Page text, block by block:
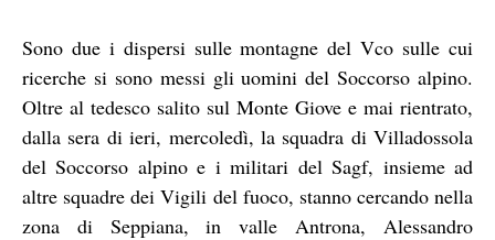
Sono due i dispersi sulle montagne del Vco sulle cui
ricerche si sono messi gli uomini del Soccorso alpino.
Oltre al tedesco salito sul Monte Giove e mai rientrato,
dalla sera di ieri, mercoledì, la squadra di Villadossola
del Soccorso alpino e i militari del Sagf, insieme ad
altre squadre dei Vigili del fuoco, stanno cercando nella
zona di Seppiana, in valle Antrona, Alessandro